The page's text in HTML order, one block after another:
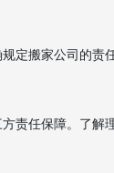
定搬家公司的责
责任保障。了解